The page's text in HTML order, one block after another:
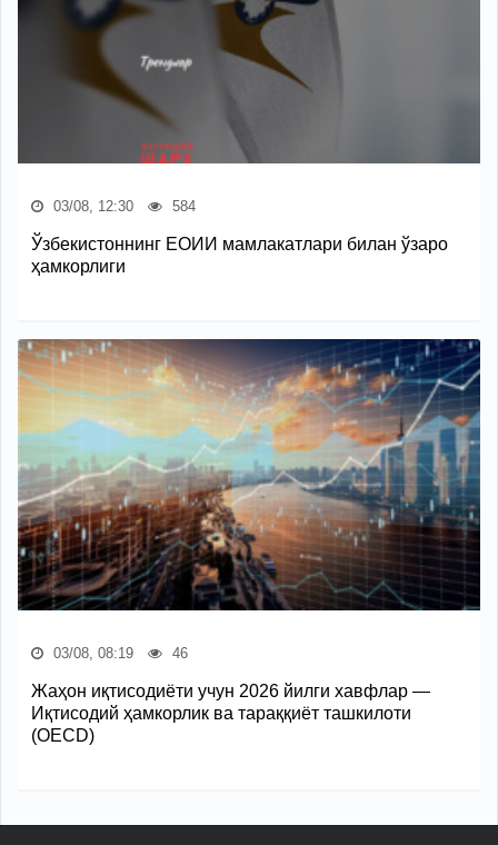
03/08, 12:30 584
Ўзбекистоннинг ЕОИИ мамлакатлари билан ўзаро
ҳамкорлиги
03/08, 08:19 46
Жаҳон иқтисодиёти учун 2026 йилги хавфлар —
Иқтисодий ҳамкорлик ва тараққиёт ташкилоти
(OECD)